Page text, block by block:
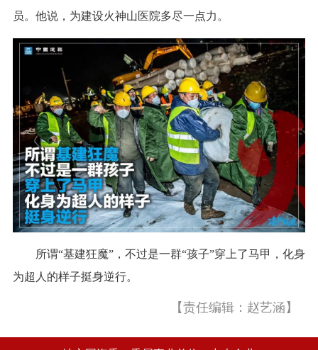
员。他说，为建设火神山医院多尽一点力。
所谓“基建狂魔”，不过是一群“孩子”穿上了马甲，化身
为超人的样子挺身逆行。
【责任编辑：赵艺涵】